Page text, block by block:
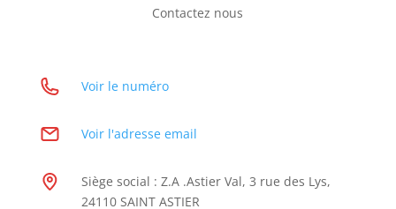
Contactez nous
Voir le numéro
Voir l'adresse email
Siège social : Z.A .Astier Val, 3 rue des Lys,
24110 SAINT ASTIER